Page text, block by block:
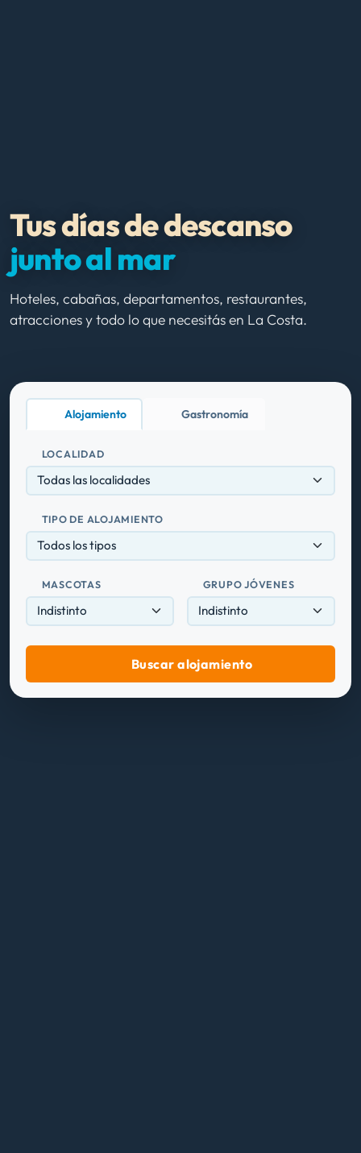
Tus días de descanso
junto al mar
Hoteles, cabañas, departamentos, restaurantes,
atracciones y todo lo que necesitás en La Costa.
Alojamiento Gastronomía
LOCALIDAD
Todas las localidades
TIPO DE ALOJAMIENTO
Todos los tipos
MASCOTAS GRUPO JÓVENES
Buscar alojamiento